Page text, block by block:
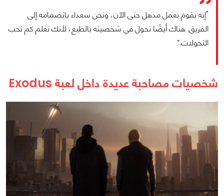
"إنه يقوم بعمل مذهل حتى الآن، ونحن سعداء بانضمامه إلى
الفريق. هناك أيضًا تحول في شخصيته بالطبع، لأنك تعلم كم نحب
التحولات.”
شخصيات مصاحبة عديدة داخل لعبة Exodus